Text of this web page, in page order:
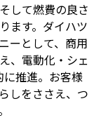
して燃費の良さ
ます。ダイハツ
ーとして、商用
、電動化・シェ
に推進。お客様
しをささえ、つ